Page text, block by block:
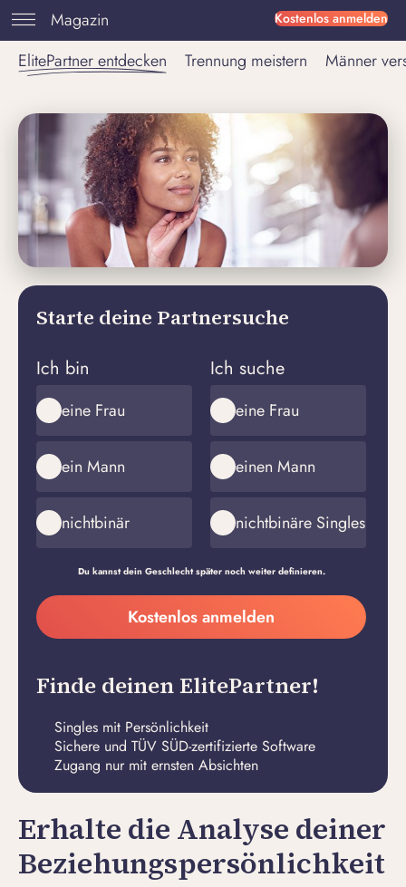
Kostenlos anmelden
Magazin
ElitePartner entdecken
Trennung meistern Männer
Starte deine Partnersuche
Ich bin
eine Frau
ein Mann
nichtbinär
Ich suche
eine Frau
einen Mann
nichtbinäre Singles
Du kannst dein Geschlecht später noch weiter definieren.
Meine
E-
Adresse
erstellen
Kostenlos anmelden
Finde deinen ElitePartner!
Singles mit Persönlichkeit
Sichere und TÜV SÜD-zertifizierte Software
Zugang nur mit ernsten Absichten
Erhalte die Analyse deiner
Beziehungspersönlichkeit